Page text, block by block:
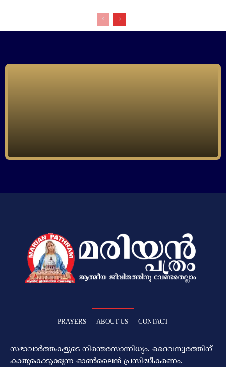
PRAYERS ABOUT US CONTACT
സഭാവാര്‍ത്തകളുടെ നിരന്തരസാന്നിധ്യം. ദൈവസ്വരത്തിന്‌
കാതുകൊടുക്കുന്ന ഓണ്‍ലൈന്‍ പ്രസിദ്ധീകരണം.